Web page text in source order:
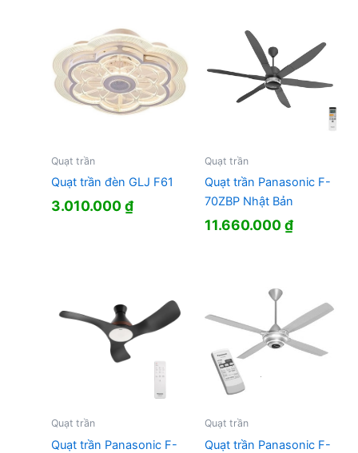
Quạt trần
Quạt trần đèn GLJ F61
3.010.000₫
Quạt trần
Quạt trần Panasonic F-
70ZBP Nhật Bản
11.660.000₫
Quạt trần
Quạt trần Panasonic F-
Quạt trần
Quạt trần Panasonic F-